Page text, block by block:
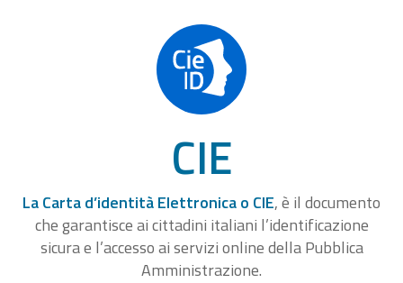
CIE
La Carta d’identità Elettronica o CIE, è il documento
che garantisce ai cittadini italiani l’identificazione
sicura e l’accesso ai servizi online della Pubblica
Amministrazione.